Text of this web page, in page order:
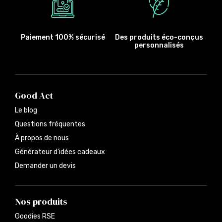
Paiement 100% sécurisé
Des produits éco-conçus
personnalisés
Good Act
Le blog
Questions fréquentes
À propos de nous
Générateur d’idées cadeaux
Demander un devis
Nos produits
Goodies RSE